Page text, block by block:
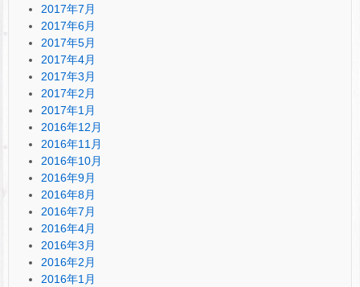
2017年7月
2017年6月
2017年5月
2017年4月
2017年3月
2017年2月
2017年1月
2016年12月
2016年11月
2016年10月
2016年9月
2016年8月
2016年7月
2016年4月
2016年3月
2016年2月
2016年1月